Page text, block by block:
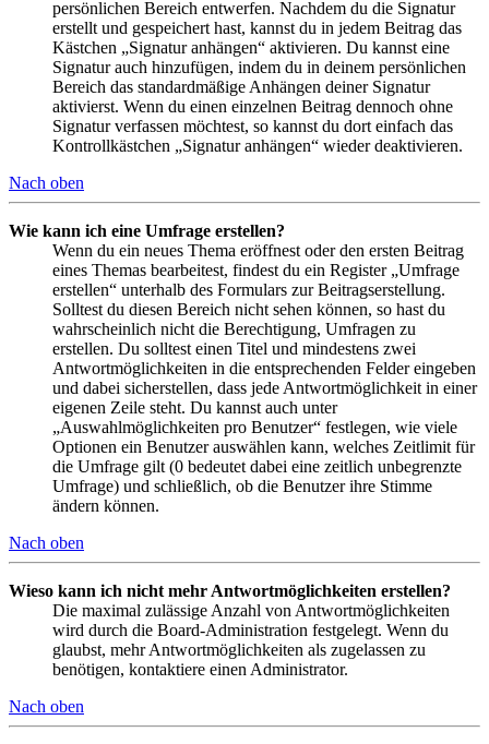
persönlichen Bereich entwerfen. Nachdem du die Signatur
erstellt und gespeichert hast, kannst du in jedem Beitrag das
Kästchen „Signatur anhängen“ aktivieren. Du kannst eine
Signatur auch hinzufügen, indem du in deinem persönlichen
Bereich das standardmäßige Anhängen deiner Signatur
aktivierst. Wenn du einen einzelnen Beitrag dennoch ohne
Signatur verfassen möchtest, so kannst du dort einfach das
Kontrollkästchen „Signatur anhängen“ wieder deaktivieren.
Nach oben
Wie kann ich eine Umfrage erstellen?
Wenn du ein neues Thema eröffnest oder den ersten Beitrag
eines Themas bearbeitest, findest du ein Register „Umfrage
erstellen“ unterhalb des Formulars zur Beitragserstellung.
Solltest du diesen Bereich nicht sehen können, so hast du
wahrscheinlich nicht die Berechtigung, Umfragen zu
erstellen. Du solltest einen Titel und mindestens zwei
Antwortmöglichkeiten in die entsprechenden Felder eingeben
und dabei sicherstellen, dass jede Antwortmöglichkeit in einer
eigenen Zeile steht. Du kannst auch unter
„Auswahlmöglichkeiten pro Benutzer“ festlegen, wie viele
Optionen ein Benutzer auswählen kann, welches Zeitlimit für
die Umfrage gilt (0 bedeutet dabei eine zeitlich unbegrenzte
Umfrage) und schließlich, ob die Benutzer ihre Stimme
ändern können.
Nach oben
Wieso kann ich nicht mehr Antwortmöglichkeiten erstellen?
Die maximal zulässige Anzahl von Antwortmöglichkeiten
wird durch die Board-Administration festgelegt. Wenn du
glaubst, mehr Antwortmöglichkeiten als zugelassen zu
benötigen, kontaktiere einen Administrator.
Nach oben